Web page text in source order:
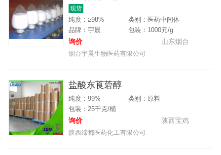
现货
纯度：≥98%
类别：医药中间体
品牌：宇晨
包装：1000元/g
询价 山东烟台
烟台宇晨生物医药有限公司
盐酸东莨菪醇
纯度：99%
类别：原料
包装：25千克/桶
询价 陕西宝鸡
陕西缔都医药化工有限公司